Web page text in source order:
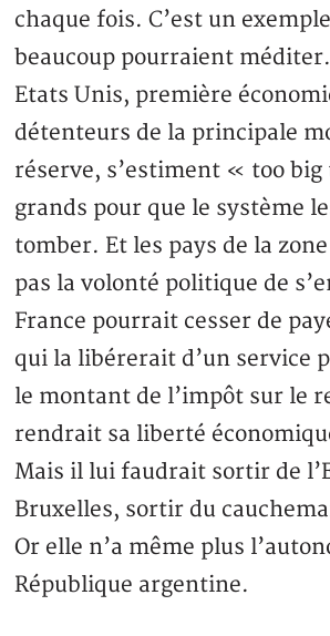
chaque fois. C’est un
beaucoup pourraient
Etats Unis, première
détenteurs de la principale
réserve, s’estiment « too
grands pour que le système
tomber. Et les pays de la
pas la volonté politique de
France pourrait cesser de
qui la libérerait d’un service
le montant de l’impôt sur le
rendrait sa liberté
Mais il lui faudrait sortir de
Bruxelles, sortir du
Or elle n’a même plus
République argentine.